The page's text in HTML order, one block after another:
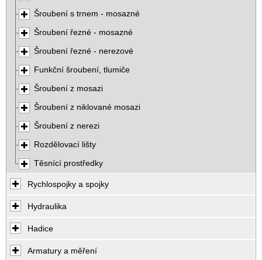
Šroubení s trnem - mosazné
Šroubení řezné - mosazné
Šroubení řezné - nerezové
Funkční šroubení, tlumiče
Šroubení z mosazi
Šroubení z niklované mosazi
Šroubení z nerezi
Rozdělovací lišty
Těsnící prostředky
Rychlospojky a spojky
Hydraulika
Hadice
Armatury a měření